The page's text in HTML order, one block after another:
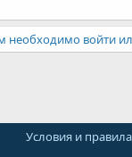
необходимо войти
Условия и правила